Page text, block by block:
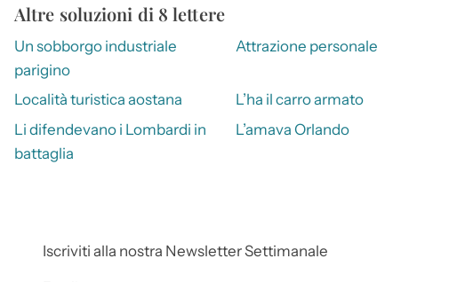
Altre soluzioni di 8 lettere
Un sobborgo industriale
parigino
Attrazione personale
Località turistica aostana L’ha il carro armato
Li difendevano i Lombardi in
battaglia
L’amava Orlando
Iscriviti alla nostra Newsletter Settimanale